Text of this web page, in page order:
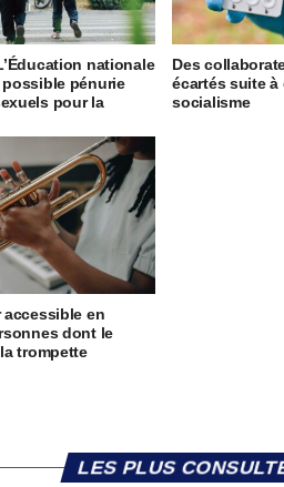
nationale
possible pénurie
pour la
Des
écartés suite
socialisme
accessible en
dont le
trompette
LES PLUS